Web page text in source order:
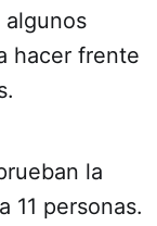
algunos
hacer frente
la
11 personas.